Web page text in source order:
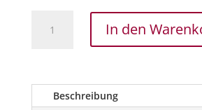
DOLCE
ARABICA
In den
Beschreibung